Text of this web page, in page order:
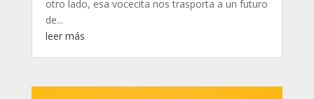
otro lado, esa vocecita nos trasporta a un futuro
de...
leer más